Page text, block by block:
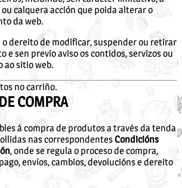
no carriño.
calquera acción que poida alterar o
da web.
o dereito de modificar, suspender ou retirar
e sen previo aviso os contidos, servizos ou
ao sitio web.
COMPRA
á compra de produtos a través da tenda
nas correspondentesCondicións
, onde se regula o proceso de compra,
envíos, cambios, devolucións e dereito